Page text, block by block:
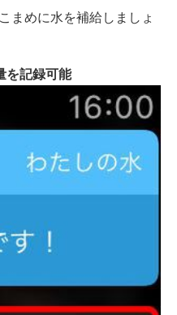
まめに水を補給しましょ
を記録可能